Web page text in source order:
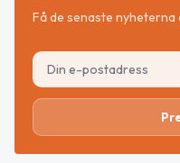
Få de senaste nyheterna